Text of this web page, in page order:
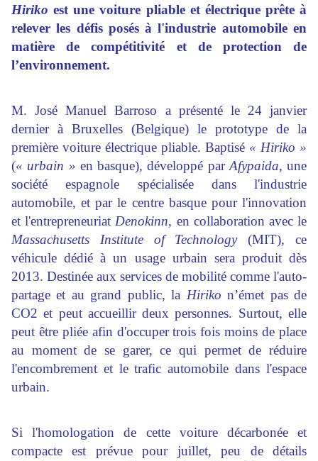
Hiriko est une voiture pliable et électrique prête à
relever les défis posés à l'industrie automobile en
matière de compétitivité et de protection de
l’environnement.
M. José Manuel Barroso a présenté le 24 janvier
dernier à Bruxelles (Belgique) le prototype de la
première voiture électrique pliable. Baptisé « Hiriko »
(« urbain » en basque), développé par Afypaida, une
société espagnole spécialisée dans l'industrie
automobile, et par le centre basque pour l'innovation
et l'entrepreneuriat Denokinn, en collaboration avec le
Massachusetts Institute of Technology(MIT), ce
véhicule dédié à un usage urbain sera produit dès
2013. Destinée aux services de mobilité comme l'auto-
partage et au grand public, la Hiriko n’émet pas de
CO2 et peut accueillir deux personnes. Surtout, elle
peut être pliée afin d'occuper trois fois moins de place
au moment de se garer, ce qui permet de réduire
l'encombrement et le trafic automobile dans l'espace
urbain.
Si l'homologation de cette voiture décarbonée et
compacte est prévue pour juillet, peu de détails